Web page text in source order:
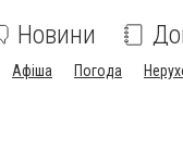
Новини
Афіша Погода